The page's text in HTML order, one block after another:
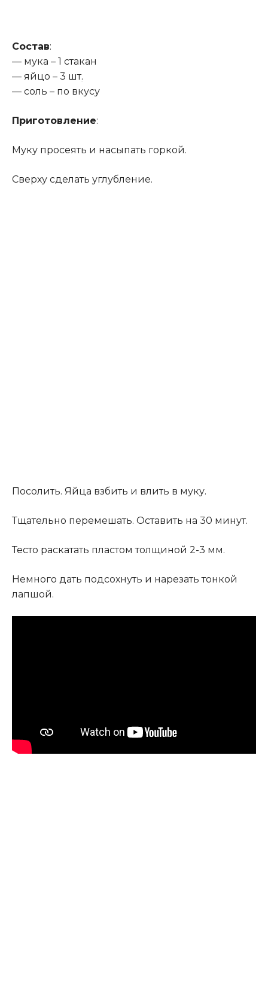
Состав:
— мука – 1 стакан
— яйцо – 3 шт.
— соль – по вкусу
Приготовление:
Муку просеять и насыпать горкой.
Сверху сделать углубление.
Посолить. Яйца взбить и влить в муку.
Тщательно перемешать. Оставить на 30 минут.
Тесто раскатать пластом толщиной 2-3 мм.
Немного дать подсохнуть и нарезать тонкой
лапшой.